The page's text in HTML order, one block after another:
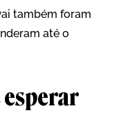
também foram
até o
esperar